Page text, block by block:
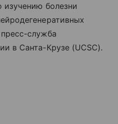
изучению болезни
служба
в Санта-Крузе (UCSC).